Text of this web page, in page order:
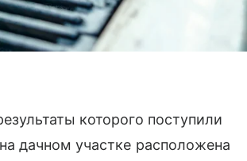
которого поступили
дачном участке расположена